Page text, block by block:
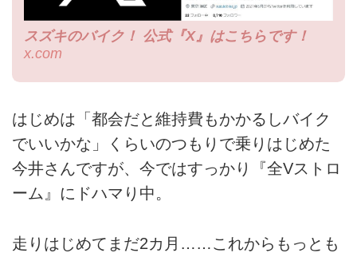
スズキのバイク！ 公式『X』はこちらです！
x.com
はじめは「都会だと維持費もかかるしバイク
でいいかな」くらいのつもりで乗りはじめた
今井さんですが、今ではすっかり『全Vストロ
ーム』にドハマり中。
走りはじめてまだ2カ月……これからもっとも